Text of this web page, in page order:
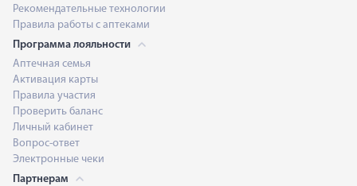
Рекомендательные технологии
Правила работы с аптеками
Программа лояльности
Аптечная семья
Активация карты
Правила участия
Проверить баланс
Личный кабинет
Вопрос-ответ
Электронные чеки
Партнерам